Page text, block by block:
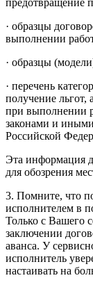
· образцы
выполнении
· образцы
· перечень
получение льгот,
при выполнении
законами и
Российской
Эта информация
для обозрения
3. Помните, что
исполнителем в
Только с Вашего
заключении
аванса. У
исполнитель
настаивать на